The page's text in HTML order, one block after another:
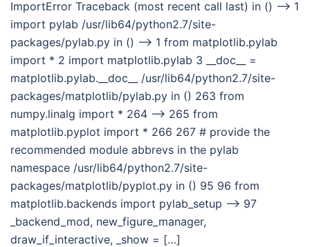
ImportError Traceback (most recent call last) in () —-> 1
import pylab /usr/lib64/python2.7/site-
packages/pylab.py in () —-> 1 from matplotlib.pylab
import * 2 import matplotlib.pylab 3 __doc__ =
matplotlib.pylab.__doc__ /usr/lib64/python2.7/site-
packages/matplotlib/pylab.py in () 263 from
numpy.linalg import * 264 –> 265 from
matplotlib.pyplot import * 266 267 # provide the
recommended module abbrevs in the pylab
namespace /usr/lib64/python2.7/site-
packages/matplotlib/pyplot.py in () 95 96 from
matplotlib.backends import pylab_setup —> 97
_backend_mod, new_figure_manager,
draw_if_interactive, _show = […]